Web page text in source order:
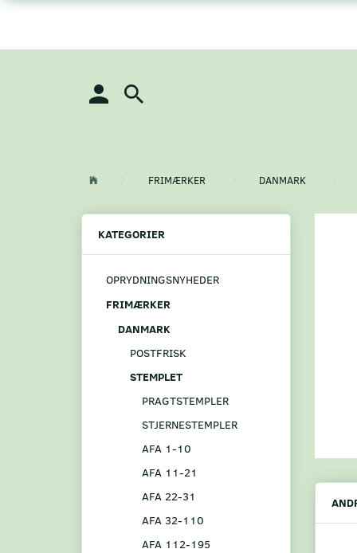
FRIMÆRKER DANMARK
KATEGORIER
OPRYDNINGSNYHEDER
FRIMÆRKER
DANMARK
POSTFRISK
STEMPLET
PRAGTSTEMPLER
STJERNESTEMPLER
AFA 1-10
AFA 11-21
AFA 22-31
AFA 32-110
AFA 112-195